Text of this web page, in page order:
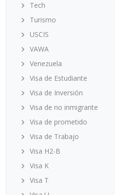
Tech
Turismo
USCIS
VAWA
Venezuela
Visa de Estudiante
Visa de Inversión
Visa de no inmigrante
Visa de prometido
Visa de Trabajo
Visa H2-B
Visa K
Visa T